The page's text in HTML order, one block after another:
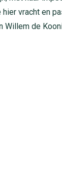
vracht en
Willem de